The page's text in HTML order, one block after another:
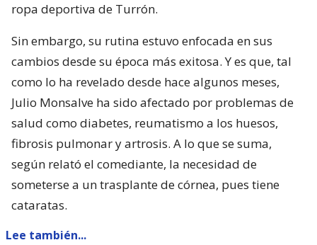
ropa deportiva de Turrón.
Sin embargo, su rutina estuvo enfocada en sus
cambios desde su época más exitosa. Y es que, tal
como lo ha revelado desde hace algunos meses,
Julio Monsalve ha sido afectado por problemas de
salud como diabetes, reumatismo a los huesos,
fibrosis pulmonar y artrosis. A lo que se suma,
según relató el comediante, la necesidad de
someterse a un trasplante de córnea, pues tiene
cataratas.
Lee también...